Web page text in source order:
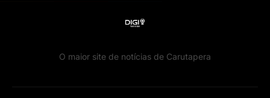
O maior site de notícias de Carutapera